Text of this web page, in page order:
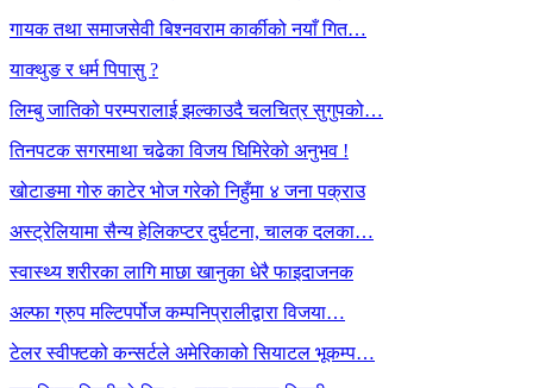
गायक तथा समाजसेवी बिश्नवराम कार्कीको नयाँ गित…
याक्थुङ र धर्म पिपासु ?
लिम्बु जातिको परम्परालाई झल्काउदै चलचित्र सुगुपको…
तिनपटक सगरमाथा चढेका विजय घिमिरेको अनुभव !
खोटाङमा गोरु काटेर भोज गरेको निहुँमा ४ जना पक्राउ
अस्ट्रेलियामा सैन्य हेलिकप्टर दुर्घटना, चालक दलका…
स्वास्थ्य शरीरका लागि माछा खानुका धेरै फाइदाजनक
अल्फा ग्रुप मल्टिपर्पोज कम्पनिप्रालीद्वारा विजया…
टेलर स्वीफ्टको कन्सर्टले अमेरिकाको सियाटल भूकम्प…